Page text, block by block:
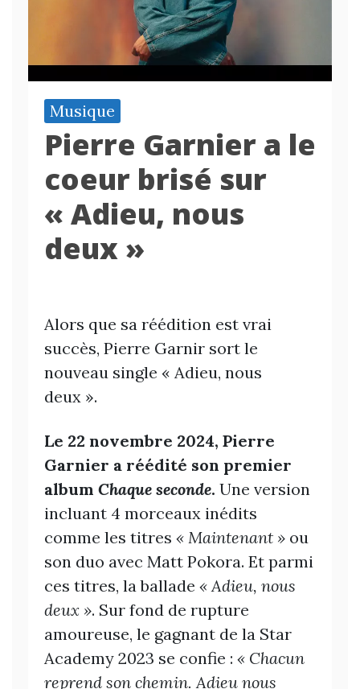
Musique
Pierre Garnier a le
coeur brisé sur
« Adieu, nous
deux »
Alors que sa réédition est vrai
succès, Pierre Garnir sort le
nouveau single « Adieu, nous
deux ».
Le 22 novembre 2024, Pierre
Garnier a réédité son premier
album Chaque seconde. Une version
incluant 4 morceaux inédits
comme les titres « Maintenant » ou
son duo avec Matt Pokora. Et parmi
ces titres, la ballade « Adieu, nous
deux ». Sur fond de rupture
amoureuse, le gagnant de la Star
Academy 2023 se confie : « Chacun
reprend son chemin. Adieu nous